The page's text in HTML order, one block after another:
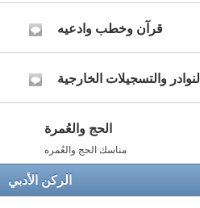
قرآن وخطب وادعيه
النوادر والتسجيلات الخارجية
الحج والعُمرة
مناسك الحج والعُمره
الركن الأدبي